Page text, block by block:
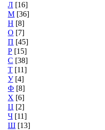
Л [16]
М [36]
Н [8]
О [7]
П [45]
Р [15]
С [38]
Т [11]
У [4]
Ф [8]
Х [6]
Ц [2]
Ч [11]
Ш [13]